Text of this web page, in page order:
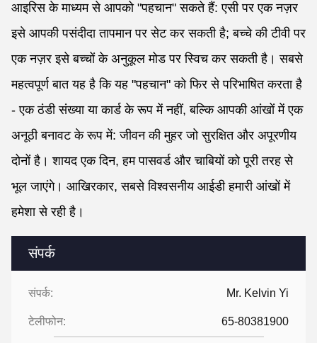
संपर्क
संपर्क: Mr. Kelvin Yi
टेलीफोन: 65-80381900
आइरिस के माध्यम से आपको "पहचान" सकते हैं: एसी पर एक नज़र
इसे आपकी पसंदीदा तापमान पर सेट कर सकती है; बच्चे की टीवी पर
एक नज़र इसे बच्चों के अनुकूल मोड पर स्विच कर सकती है। सबसे
महत्वपूर्ण बात यह है कि यह "पहचान" को फिर से परिभाषित करता है
- एक ठंडी संख्या या कार्ड के रूप में नहीं, बल्कि आपकी आंखों में एक
अनूठी बनावट के रूप में: जीवन की मुहर जो सुरक्षित और अपूरणीय
दोनों है। शायद एक दिन, हम पासवर्ड और चाबियों को पूरी तरह से
भूल जाएंगे। आखिरकार, सबसे विश्वसनीय आईडी हमारी आंखों में
हमेशा से रही है।